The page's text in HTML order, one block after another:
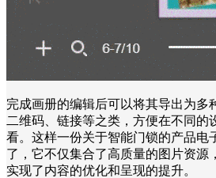
完成画册的编辑后可以将其导出为多
二维码、链接等之类，方便在不同的
看。这样一份关于智能门锁的产品电
了，它不仅集合了高质量的图片资源
实现了内容的优化和呈现的提升。